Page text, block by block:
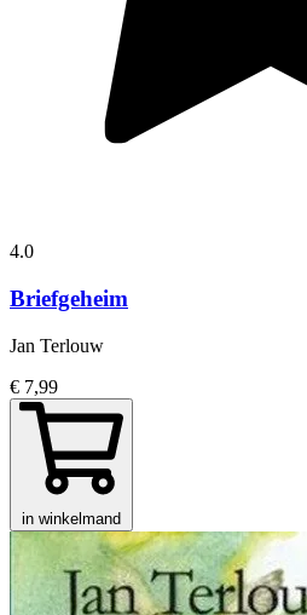
4.0
Briefgeheim
Jan Terlouw
€ 7,99
in winkelmand